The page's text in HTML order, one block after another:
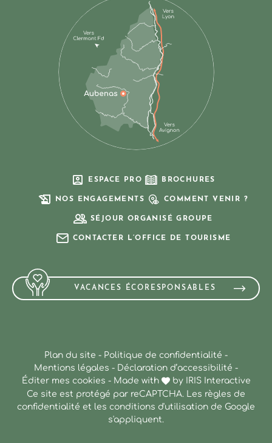
ESPACE PRO BROCHURES
NOS ENGAGEMENTS COMMENT VENIR ?
SÉJOUR ORGANISÉ GROUPE
CONTACTER L’OFFICE DE TOURISME
VACANCES ÉCORESPONSABLES
Plan du site - Politique de confidentialité -
Mentions légales - Déclaration d’accessibilité -
Éditer mes cookies - Made with by
IRIS Interactive
Ce site est protégé par reCAPTCHA. Les règles de
confidentialité et les conditions d'utilisation de Google
s'appliquent.